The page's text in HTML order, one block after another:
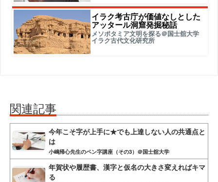
イラク考古庁が価値なしとした
アッタール洞窟発掘秘話
メソポタミア文明を探る＠国士舘大学
イラク古代文化研究所
関連記事
今年こそ字が上手に★でも上達しない人の共通点と
は
小嶋帰心先生のペン字講座（その3）＠国士舘大学
年賀状や履歴書、漢字と仮名の大きさ変えればキマ
る